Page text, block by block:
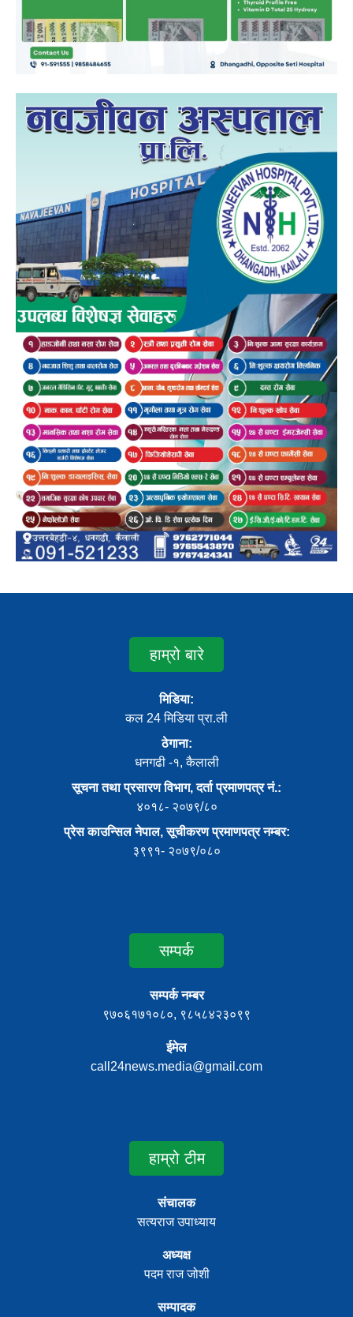
हाम्रो बारे
मिडिया:
कल 24 मिडिया प्रा.ली
ठेगाना:
धनगढी -१, कैलाली
सूचना तथा प्रसारण विभाग, दर्ता प्रमाणपत्र नं.:
४०१८- २०७९/८०
प्रेस काउन्सिल नेपाल, सूचीकरण प्रमाणपत्र नम्बर:
३९९१- २०७९/०८०
सम्पर्क
सम्पर्क नम्बर
९७०६१७१०८०, ९८५८४२३०९९
ईमेल
call24news.media@gmail.com
हाम्रो टीम
संचालक
सत्यराज उपाध्याय
अध्यक्ष
पदम राज जोशी
सम्पादक